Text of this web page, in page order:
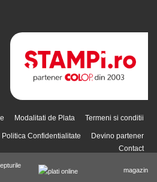
Modalitati de Plata Termeni si conditii
Politica Confidentialitate
Devino partener
Contact
magazin